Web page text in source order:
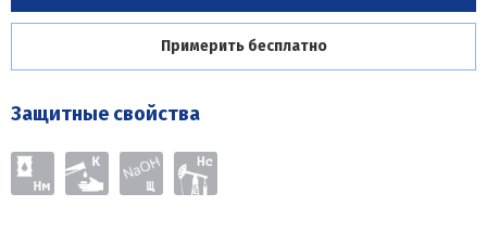
Примерить бесплатно
Защитные свойства